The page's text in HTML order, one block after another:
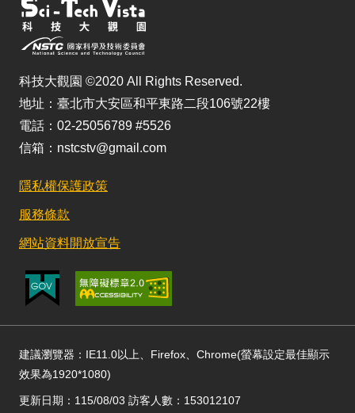
科技大觀園 ©2020 All Rights Reserved.
地址：臺北市大安區和平東路二段106號22樓
電話：02-25056789 #5526
信箱：nstcstv@gmail.com
隱私權保護政策
服務條款
網站資料開放宣告
建議瀏覽器：IE11.0以上、Firefox、Chrome(螢幕設定最佳顯示
效果為1920*1080)
更新日期：115/08/03 訪客人數：153012107